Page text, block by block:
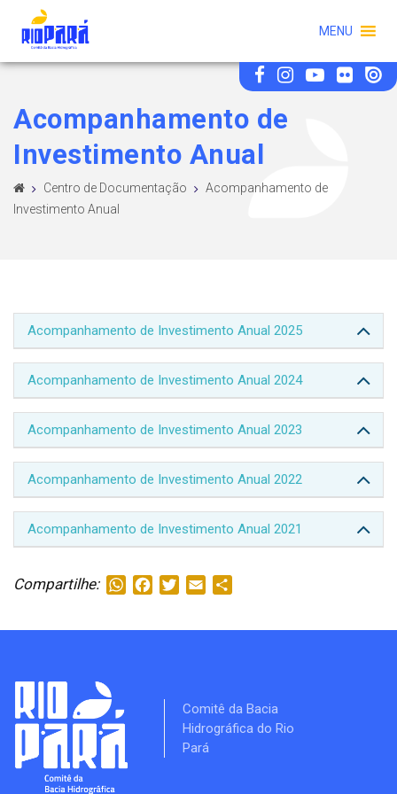
MENU
Acompanhamento de
Investimento Anual
Centro de Documentação
Acompanhamento de
Investimento Anual
Acompanhamento de Investimento Anual 2025
Acompanhamento de Investimento Anual 2024
Acompanhamento de Investimento Anual 2023
Acompanhamento de Investimento Anual 2022
Acompanhamento de Investimento Anual 2021
Compartilhe: WhatsApp
FacebookTwitterEmail
Comitê da Bacia
Hidrográfica do Rio
Pará